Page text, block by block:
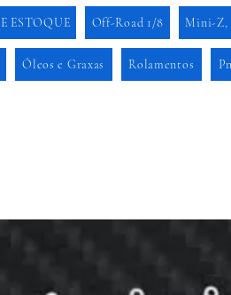
ESTOQUE Off-Road 1/8 Mini-Z,
Óleos e Graxas Rolamentos